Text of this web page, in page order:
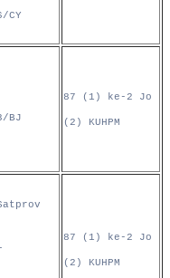
CY
BJ
87 (1) ke-2 Jo
(2) KUHPM
87 (1) ke-2 Jo
(2) KUHPM